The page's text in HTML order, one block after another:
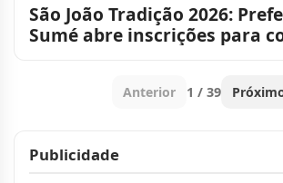
São João Tradição 2026:
Sumé abre inscrições para
Anterior 1 / 39
Publicidade